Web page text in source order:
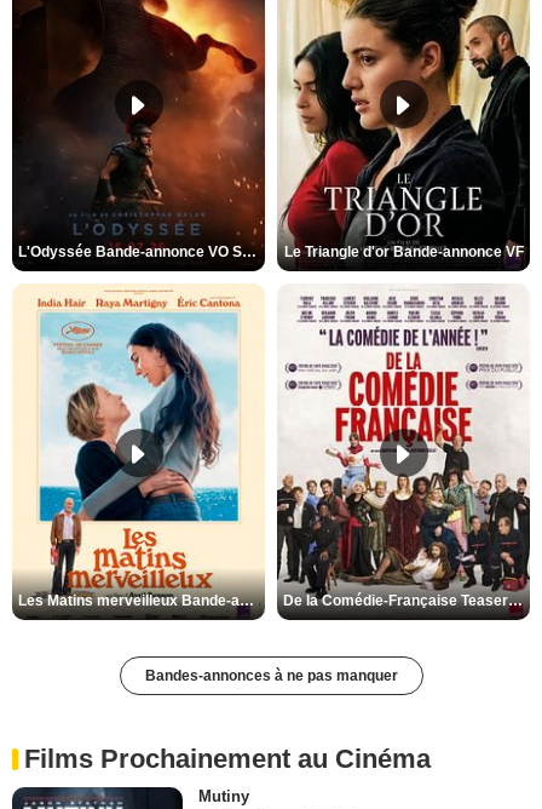
L'Odyssée Bande-annonce VO STFR Le Triangle d'or Bande-annonce VF
Les Matins merveilleux Bande-annonce VF De la Comédie-Française Teaser VF
Bandes-annonces à ne pas manquer
Films Prochainement au Cinéma
Mutiny